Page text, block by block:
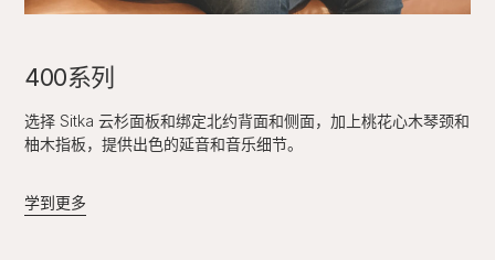
400系列
选择 Sitka 云杉面板和绑定北约背面和侧面，加上桃花心木琴颈和
柚木指板，提供出色的延音和音乐细节。
学到更多